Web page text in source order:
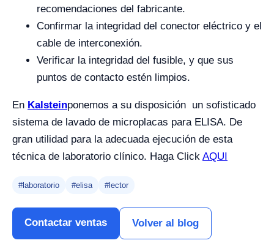
recomendaciones del fabricante.
Confirmar la integridad del conector eléctrico y el
cable de interconexión.
Verificar la integridad del fusible, y que sus
puntos de contacto estén limpios.
En Kalsteinponemos a su disposición un sofisticado
sistema de lavado de microplacas para ELISA. De
gran utilidad para la adecuada ejecución de esta
técnica de laboratorio clínico. Haga Click AQUI
#laboratorio #elisa #lector
Contactar ventas Volver al blog